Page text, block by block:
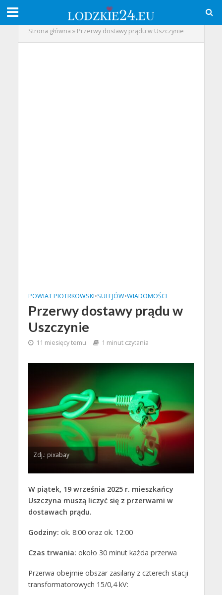
Strona główna » Przerwy dostawy prądu w Uszczynie
POWIAT PIOTRKOWSKI•SULEJÓW•WIADOMOŚCI
Przerwy dostawy prądu w
Uszczynie
11 miesięcy temu 1 minut czytania
Zdj.: pixabay
W piątek, 19 września 2025 r. mieszkańcy
Uszczyna muszą liczyć się z przerwami w
dostawach prądu.
Godziny: ok. 8:00 oraz ok. 12:00
Czas trwania: około 30 minut każda przerwa
Przerwa obejmie obszar zasilany z czterech stacji
transformatorowych 15/0,4 kV: